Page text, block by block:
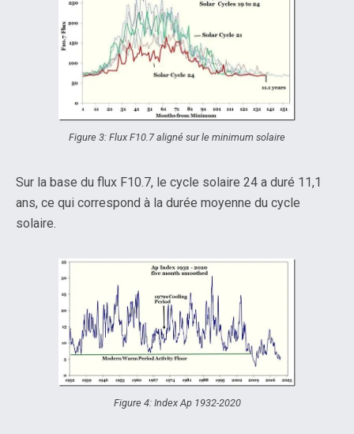
Figure 3: Flux F10.7 aligné sur le minimum solaire
Sur la base du flux F10.7, le cycle solaire 24 a duré 11,1
ans, ce qui correspond à la durée moyenne du cycle
solaire.
Figure 4: Index Ap 1932-2020